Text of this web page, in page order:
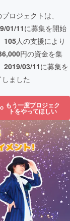
ロジェクトは、
01/11に募集を開始
105人の支援により
円の資金を集
2019/03/11に募集を
ました
もう一度プロジェク
トをやってほしい